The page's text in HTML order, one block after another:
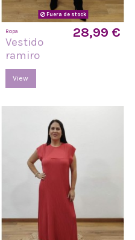
Fuera de stock
Ropa
Vestido
ramiro
28,99 €
View